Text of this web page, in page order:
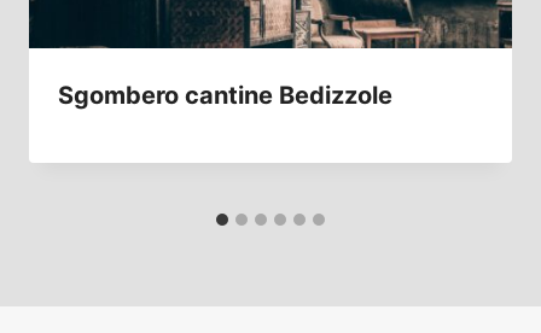
Sgombero cantine Bedizzole